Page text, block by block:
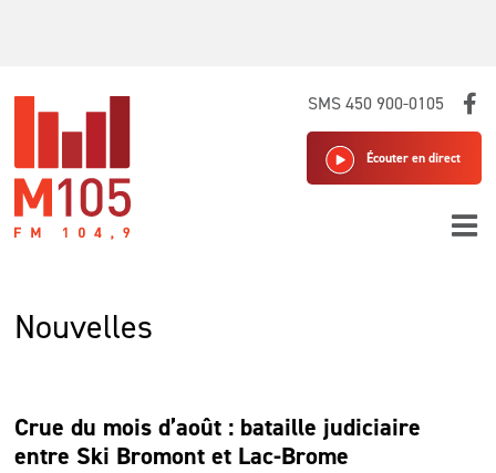
SMS 450 900-0105
Écouter en direct
Nouvelles
Crue du mois d’août : bataille judiciaire
entre Ski Bromont et Lac-Brome